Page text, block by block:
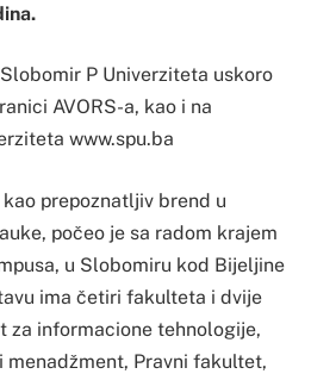
P Univerziteta uskoro
AVORS-a, kao i na
www.spu.ba
prepoznatljiv brend u
počeo je sa radom krajem
u Slobomiru kod Bijeljine
ima četiri fakulteta i dvije
za informacione tehnologije,
menadžment, Pravni fakultet,